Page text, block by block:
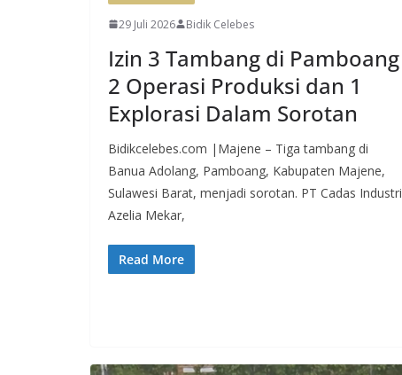
29 Juli 2026 Bidik Celebes
Izin 3 Tambang di Pamboang
2 Operasi Produksi dan 1
Explorasi Dalam Sorotan
Bidikcelebes.com |Majene – Tiga tambang di
Banua Adolang, Pamboang, Kabupaten Majene,
Sulawesi Barat, menjadi sorotan. PT Cadas Industri
Azelia Mekar,
Read More